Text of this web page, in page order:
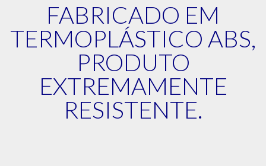
FABRICADO EM
TERMOPLÁSTICO ABS,
PRODUTO
EXTREMAMENTE
RESISTENTE.